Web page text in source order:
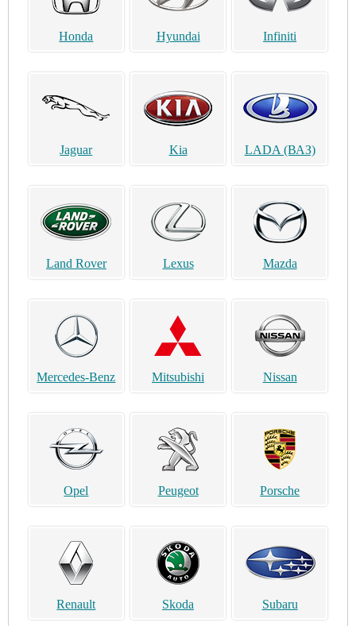
Honda Hyundai Infiniti
Jaguar Kia LADA (ВАЗ)
Land Rover Lexus Mazda
Mercedes-Benz Mitsubishi Nissan
Opel Peugeot Porsche
Renault Skoda Subaru